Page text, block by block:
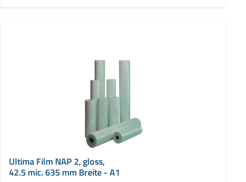
Ultima Film NAP 2, gloss,
42.5 mic. 635 mm Breite - A1